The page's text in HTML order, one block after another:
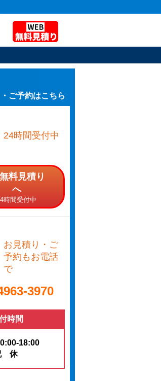
ご予約はこちら
24時間受付中
無料見積り
へ
時間受付中
お見積り・ご
予約もお電話
で
3970
時間
18:00
休